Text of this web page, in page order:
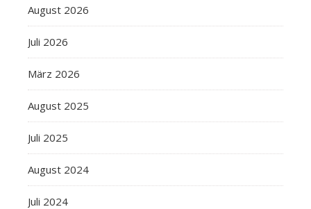
August 2026
Juli 2026
März 2026
August 2025
Juli 2025
August 2024
Juli 2024